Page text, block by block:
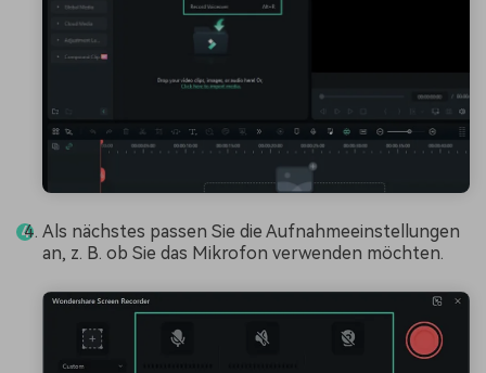
Als nächstes passen Sie die Aufnahmeeinstellungen
an, z. B. ob Sie das Mikrofon verwenden möchten.